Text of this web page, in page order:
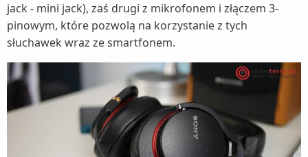
jack - mini jack), zaś drugi z mikrofonem i złączem 3-
pinowym, które pozwolą na korzystanie z tych
słuchawek wraz ze smartfonem.